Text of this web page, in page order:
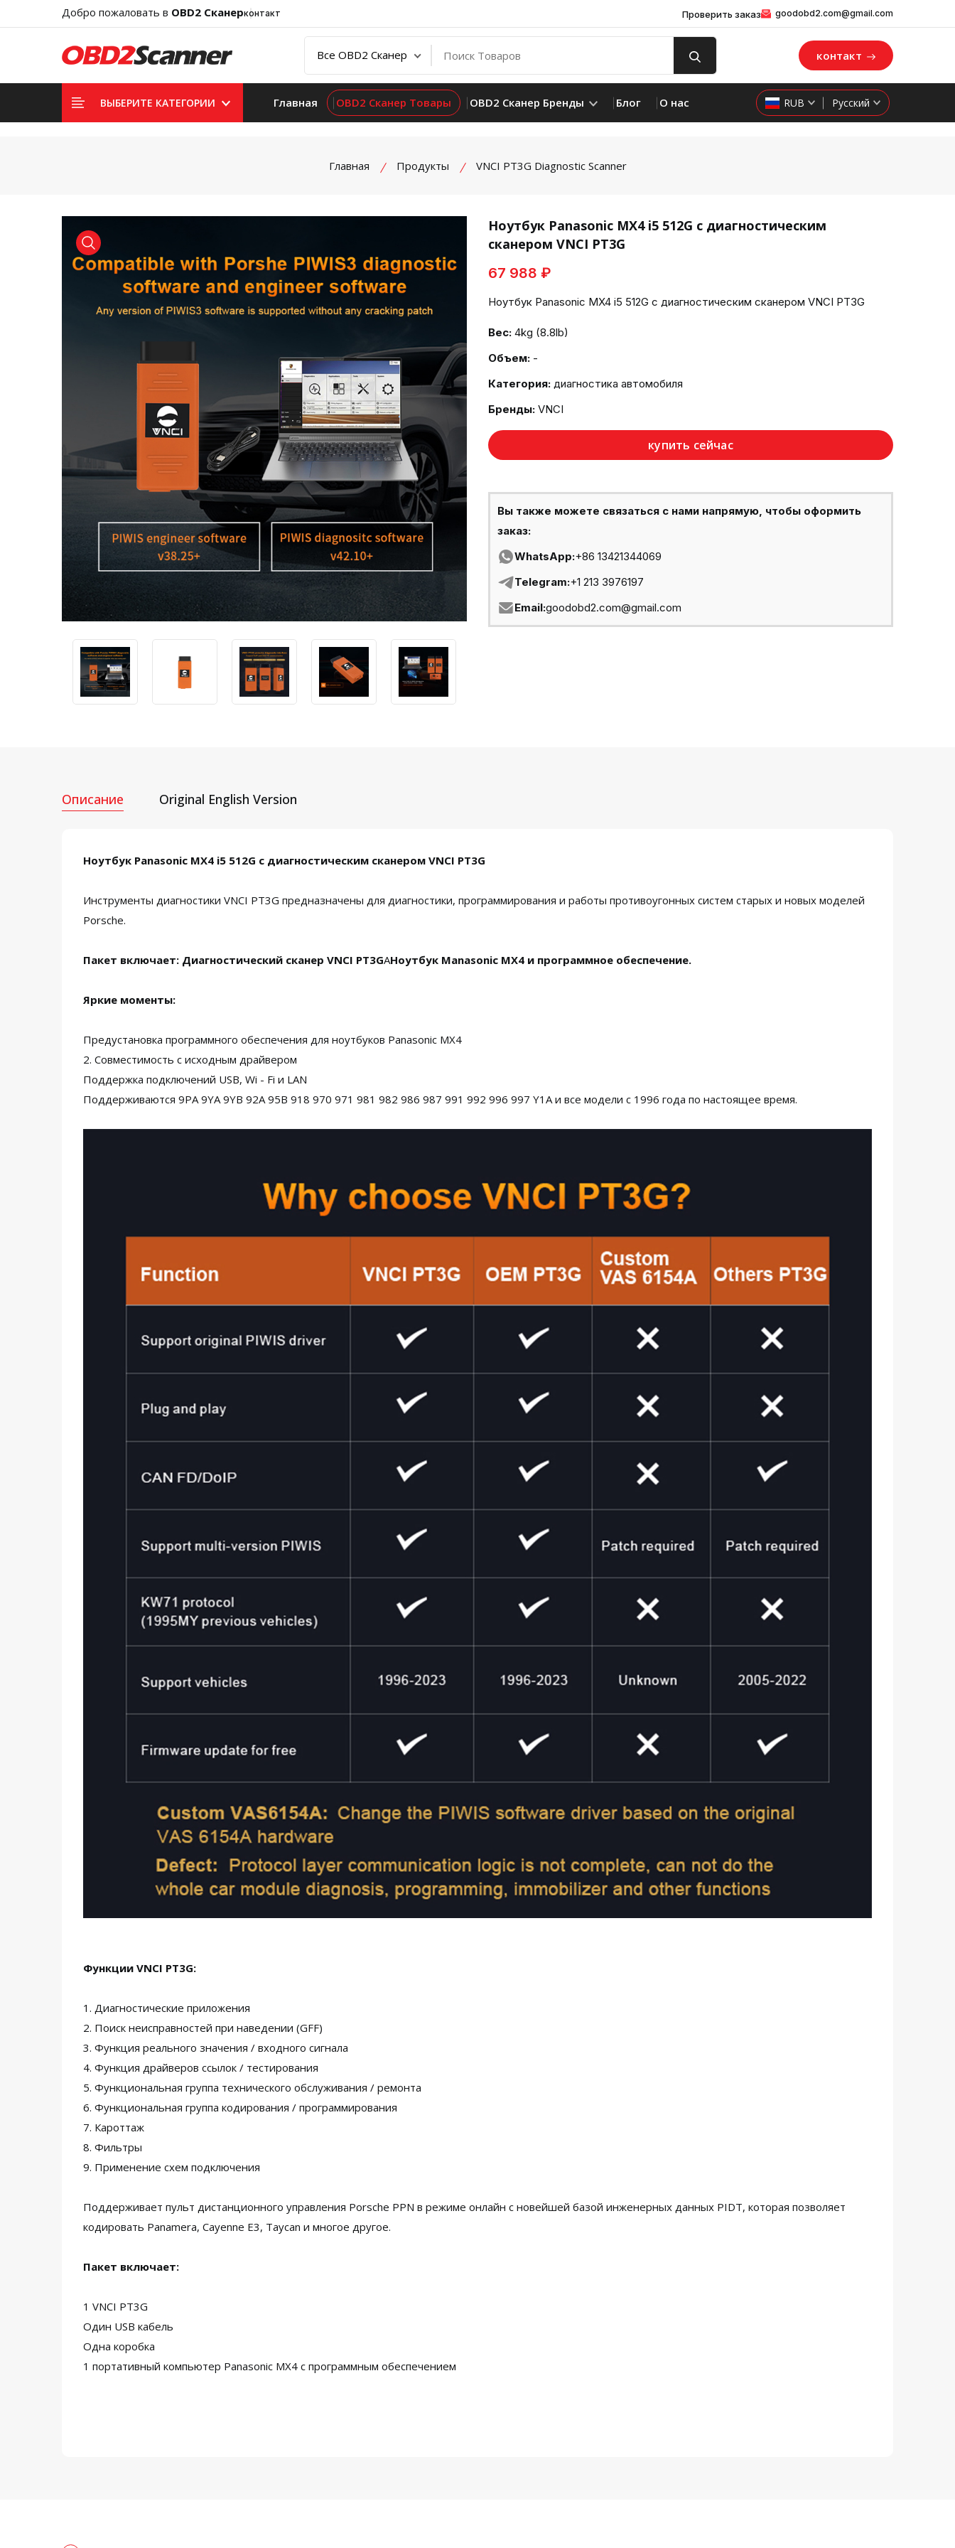
Добро пожаловать в OBD2 Сканерконтакт Проверить заказ goodobd2.com@gmail.com
контакт
ВЫБЕРИТЕ КАТЕГОРИИ Главная OBD2 Сканер Товары OBD2 Сканер Бренды Блог О нас RUB Русский
Главная Продукты VNCI PT3G Diagnostic Scanner
product view
Ноутбук Panasonic MX4 i5 512G с диагностическим
сканером VNCI PT3G
67 988 ₽
Ноутбук Panasonic MX4 i5 512G с диагностическим сканером VNCI PT3G
Вес: 4kg (8.8lb)
Объем: -
Категория: диагностика автомобиля
Бренды: VNCI
купить сейчас
Вы также можете связаться с нами напрямую, чтобы оформить
заказ:
WhatsApp:+86 13421344069
Telegram:+1 213 3976197
Email:goodobd2.com@gmail.com
Описание Original English Version
Ноутбук Panasonic MX4 i5 512G с диагностическим сканером VNCI PT3G
Инструменты диагностики VNCI PT3G предназначены для диагностики, программирования и работы противоугонных систем старых и новых моделей
Porsche.
Пакет включает: Диагностический сканер VNCI PT3GАНоутбук Manasonic MX4 и программное обеспечение.
Яркие моменты:
Предустановка программного обеспечения для ноутбуков Panasonic MX4
2. Совместимость с исходным драйвером
Поддержка подключений USB, Wi - Fi и LAN
Поддерживаются 9PA 9YA 9YB 92A 95B 918 970 971 981 982 986 987 991 992 996 997 Y1A и все модели с 1996 года по настоящее время.
Функции VNCI PT3G:
1. Диагностические приложения
2. Поиск неисправностей при наведении (GFF)
3. Функция реального значения / входного сигнала
4. Функция драйверов ссылок / тестирования
5. Функциональная группа технического обслуживания / ремонта
6. Функциональная группа кодирования / программирования
7. Кароттаж
8. Фильтры
9. Применение схем подключения
Поддерживает пульт дистанционного управления Porsche PPN в режиме онлайн с новейшей базой инженерных данных PIDT, которая позволяет
кодировать Panamera, Cayenne E3, Taycan и многое другое.
Пакет включает:
1 VNCI PT3G
Один USB кабель
Одна коробка
1 портативный компьютер Panasonic MX4 с программным обеспечением